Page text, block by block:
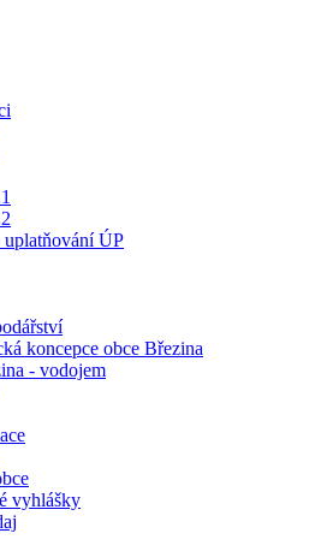
ÚP
koncepce obce Březina
- vodojem
vyhlášky